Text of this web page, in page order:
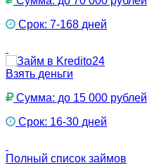
Срок: 7-168 дней
Взять деньги
Сумма: до 15 000 рублей
Срок: 16-30 дней
Полный список займов